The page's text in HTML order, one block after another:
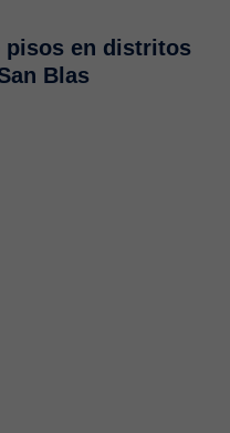
pisos en distritos
Blas